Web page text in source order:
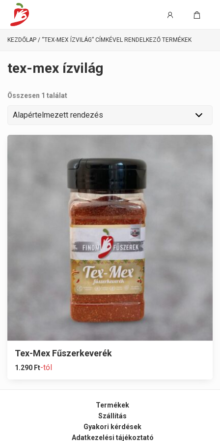
KEZDŐLAP / “TEX-MEX ÍZVILÁG” CÍMKÉVEL RENDELKEZŐ TERMÉKEK
tex-mex ízvilág
Összesen 1 találat
Tex-Mex Fűszerkeverék
1.290 Ft-tól
Termékek
Szállítás
Gyakori kérdések
Adatkezelési tájékoztató